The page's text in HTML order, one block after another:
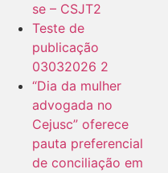
se – CSJT2
Teste de
publicação
03032026 2
“Dia da mulher
advogada no
Cejusc” oferece
pauta preferencial
de conciliação em